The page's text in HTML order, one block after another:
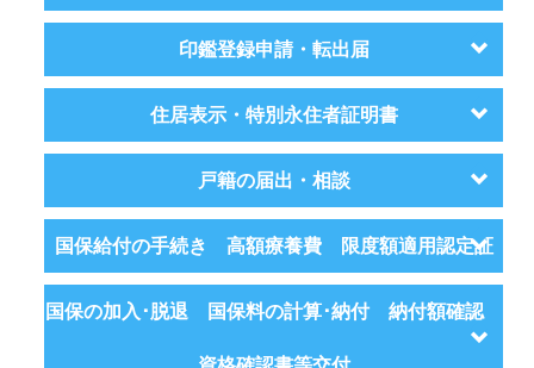
印鑑登録申請・転出届
住居表示・特別永住者証明書
戸籍の届出・相談
国保給付の手続き 高額療養費 限度額適用認定証
国保の加入･脱退 国保料の計算･納付 納付額確認